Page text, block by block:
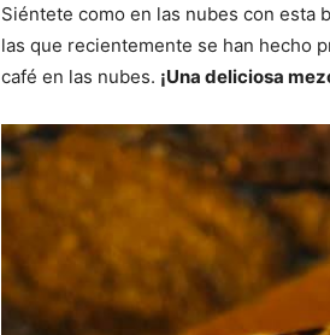
Siéntete como en las nubes con esta
las que recientemente se han hecho
café en las nubes. ¡Una deliciosa